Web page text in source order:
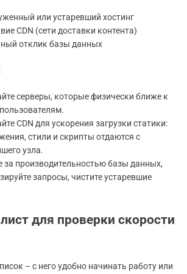
или устаревший хостинг
CDN (сети доставки контента)
отклик базы данных
серверы, которые физически ближе к
CDN для ускорения загрузки статики:
стили и скрипты отдаются с
узла.
за производительностью базы данных,
запросы, чистите устаревшие
для проверки скорости
– с него удобно начинать работу или